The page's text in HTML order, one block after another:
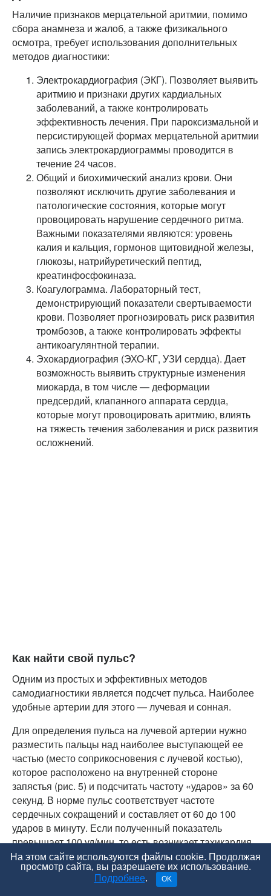
Наличие признаков мерцательной аритмии, помимо
сбора анамнеза и жалоб, а также физикального
осмотра, требует использования дополнительных
методов диагностики:
Электрокардиография (ЭКГ). Позволяет выявить
аритмию и признаки других кардиальных
заболеваний, а также контролировать
эффективность лечения. При пароксизмальной и
персистирующей формах мерцательной аритмии
запись электрокардиограммы проводится в
течение 24 часов.
Общий и биохимический анализ крови. Они
позволяют исключить другие заболевания и
патологические состояния, которые могут
провоцировать нарушение сердечного ритма.
Важными показателями являются: уровень
калия и кальция, гормонов щитовидной железы,
глюкозы, натрийуретический пептид,
креатинфосфокиназа.
Коагулограмма. Лабораторный тест,
демонстрирующий показатели свертываемости
крови. Позволяет прогнозировать риск развития
тромбозов, а также контролировать эффекты
антикоагулянтной терапии.
Эхокардиография (ЭХО-КГ, УЗИ сердца). Дает
возможность выявить структурные изменения
миокарда, в том числе — деформации
предсердий, клапанного аппарата сердца,
которые могут провоцировать аритмию, влиять
на тяжесть течения заболевания и риск развития
осложнений.
Как найти свой пульс?
Одним из простых и эффективных методов
самодиагностики является подсчет пульса. Наиболее
удобные артерии для этого — лучевая и сонная.
Для определения пульса на лучевой артерии нужно
разместить пальцы над наиболее выступающей ее
частью (место соприкосновения с лучевой костью),
которое расположено на внутренней стороне
запястья (рис. 5) и подсчитать частоту «ударов» за 60
секунд. В норме пульс соответствует частоте
сердечных сокращений и составляет от 60 до 100
ударов в минуту. Если полученный показатель
превышает 100 уд/мин, то есть возникает тахикардия
без предварительной физической или эмоциональной
нагрузки, это свидетельствует о развитии аритмии.
На этом сайте используются файлы cookie. Продолжая
просмотр сайта, вы разрешаете их использование.
Подробнее. OK